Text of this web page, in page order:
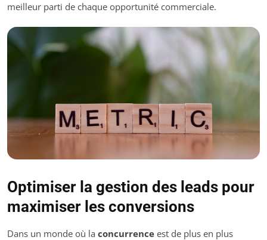
meilleur parti de chaque opportunité commerciale.
Optimiser la gestion des leads pour
maximiser les conversions
Dans un monde où la concurrence est de plus en plus